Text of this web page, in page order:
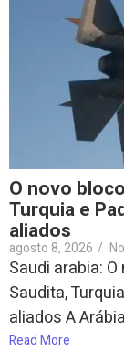
O novo
Turquia e
aliados
agosto 8, 2026 /
Saudi arabia:
Saudita,
aliados A
Read More